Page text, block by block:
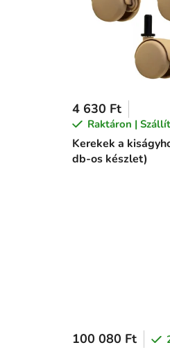
Kerekek a
db-os készlet)
4 630 Ft
Raktáron |
100 080 Ft